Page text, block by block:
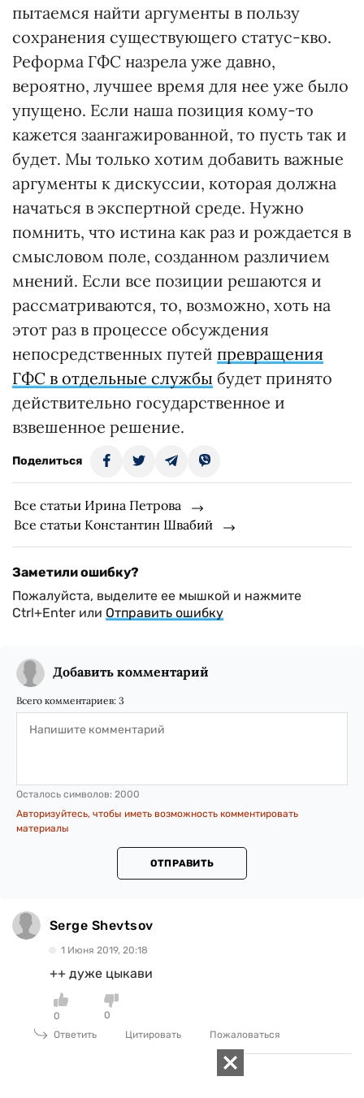
пытаемся найти аргументы в пользу
сохранения существующего статус-кво.
Реформа ГФС назрела уже давно,
вероятно, лучшее время для нее уже было
упущено. Если наша позиция кому-то
кажется заангажированной, то пусть так и
будет. Мы только хотим добавить важные
аргументы к дискуссии, которая должна
начаться в экспертной среде. Нужно
помнить, что истина как раз и рождается в
смысловом поле, созданном различием
мнений. Если все позиции решаются и
рассматриваются, то, возможно, хоть на
этот раз в процессе обсуждения
непосредственных путей превращения
ГФС в отдельные службы будет принято
действительно государственное и
взвешенное решение.
Поделиться
Все статьи Ирина Петрова
Все статьи Константин Швабий
Заметили ошибку?
Пожалуйста, выделите ее мышкой и нажмите
Ctrl+Enter или Отправить ошибку
Добавить комментарий
Всего комментариев: 3
Осталось символов: 2000
Авторизуйтесь, чтобы иметь возможность комментировать
материалы
ОТПРАВИТЬ
Serge Shevtsov
1 Июня 2019, 20:18
++ дуже цыкави
0
0
Ответить
Цитировать Пожаловаться